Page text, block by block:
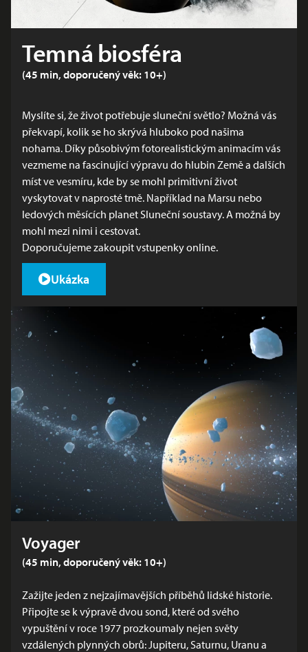
Temná biosféra
(45 min, doporučený věk: 10+)
Myslíte si, že život potřebuje sluneční světlo? Možná vás
překvapí, kolik se ho skrývá hluboko pod našima
nohama. Díky působivým fotorealistickým animacím vás
vezmeme na fascinující výpravu do hlubin Země a dalších
míst ve vesmíru, kde by se mohl primitivní život
vyskytovat v naprosté tmě. Například na Marsu nebo
ledových měsících planet Sluneční soustavy. A možná by
mohl mezi nimi i cestovat.
Doporučujeme zakoupitvstupenky online.
Ukázka
Voyager
(45 min, doporučený věk: 10+)
Zažijte jeden z nejzajímavějších příběhů lidské historie.
Připojte se k výpravě dvou sond, které od svého
vypuštění v roce 1977 prozkoumaly nejen světy
vzdálených plynných obrů: Jupiteru, Saturnu, Uranu a